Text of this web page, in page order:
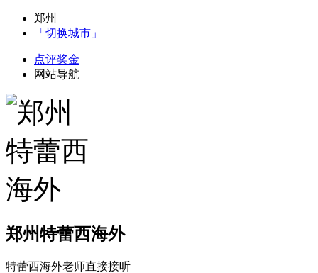
郑州
「切换城市」
点评奖金
网站导航
郑州特蕾西海外
特蕾西海外老师直接接听